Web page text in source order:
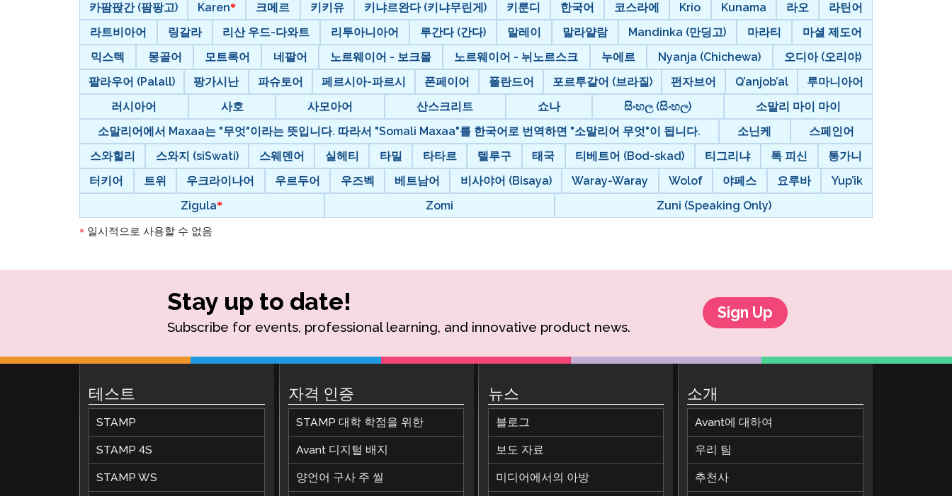
카팜팑간 (팜팡고)
Karen 크메르 키키유 키냐르완다 (키냐무린게) 키룬디 한국어 코스라에 Krio Kunama 라오
라틴어
라트비아어
링갈라 리산 우드-다와트 리투아니아어 루간다 (간다) 말레이 말라얄람 Mandinka (만딩고) 마라티
마셜 제도어
믹스텍
몽골어 모트록어 네팔어 노르웨이어 - 보크몰 노르웨이어 - 뉘노르스크 누에르 Nyanja (Chichewa)
오디아 (오리야)
팔라우어 (Palall)
팡가시난 파슈토어 페르시아-파르시 폰페이어 폴란드어 포르투갈어 (브라질) 펀자브어 Q’anjob’al
루마니아어
러시아어
사호 사모아어 산스크리트 쇼나 සිංහල (සිංහල)
소말리 마이 마이
소말리어에서 Maxaa는 "무엇"이라는 뜻입니다. 따라서 "Somali Maxaa"를 한국어로 번역하면 "소말리어 무엇"이 됩니다.
소닌케
스페인어
스와힐리
스와지 (siSwati) 스웨덴어 실헤티 타밀 타타르 텔루구 태국 티베트어 (Bod-skad) 티그리냐 톡 피신
통가니
터키어
트위 우크라이나어 우르두어 우즈벡 베트남어 비사야어 (Bisaya) Waray-Waray Wolof 야페스 요루바
Yup’ik
Zigula
Zomi Zuni (Speaking Only)
* 일시적으로 사용할 수 없음
Stay up to date!
Subscribe for events, professional learning, and innovative product news.
Sign Up
테스트
STAMP
STAMP 4S
STAMP WS
자격 인증
STAMP 대학 학점을 위한
Avant 디지털 배지
양언어 구사 주 씰
뉴스
블로그
보도 자료
미디어에서의 아방
소개
Avant에 대하여
우리 팀
추천사